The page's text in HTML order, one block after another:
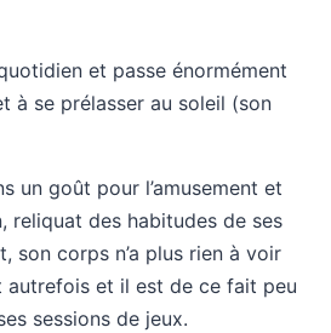
et passe énormément
à se prélasser au soleil (son
un goût pour l’amusement et
reliquat des habitudes de ses
son corps n’a plus rien à voir
autrefois et il est de ce fait peu
sessions de jeux.